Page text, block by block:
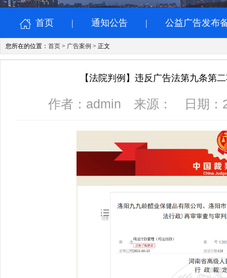
首页 | 通知公告 | 公益广告发布
您所在的位置： 首页 > 广告案例 > 正文
【法院判例】违反广告法第九条第
作者：admin 来源： 日期：